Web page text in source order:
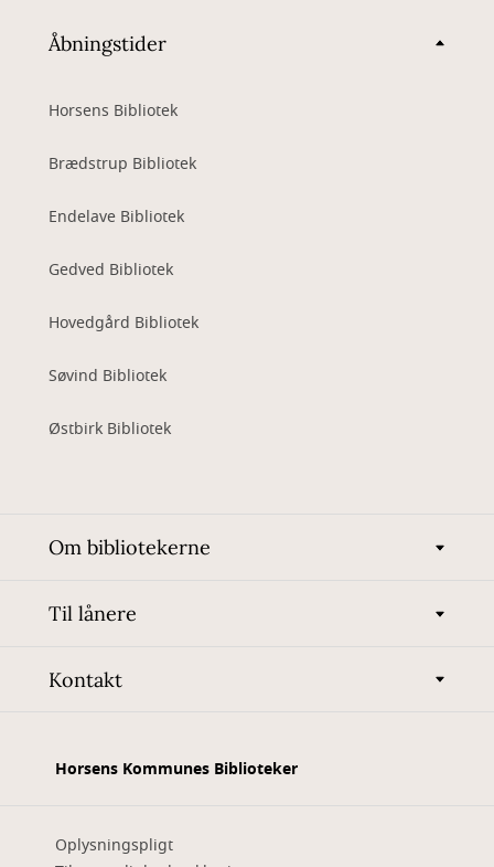
Åbningstider
Horsens Bibliotek
Brædstrup Bibliotek
Endelave Bibliotek
Gedved Bibliotek
Hovedgård Bibliotek
Søvind Bibliotek
Østbirk Bibliotek
Om bibliotekerne
Til lånere
Kontakt
Horsens Kommunes Biblioteker
Oplysningspligt